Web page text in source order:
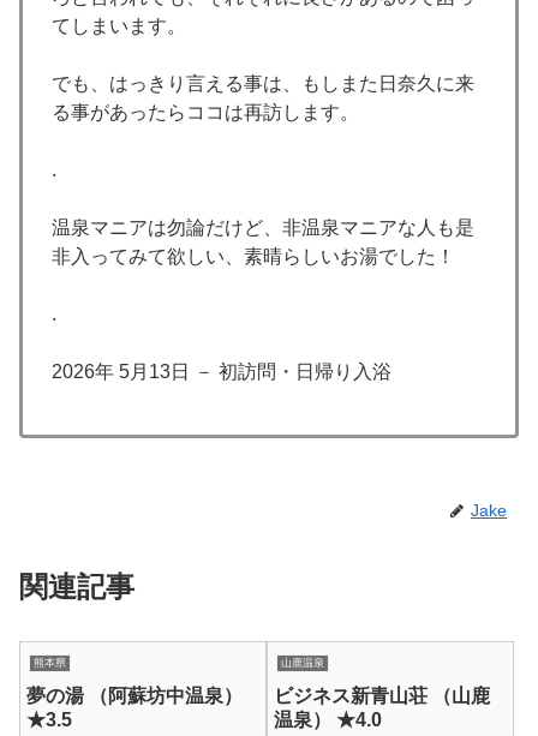
てしまいます。
でも、はっきり言える事は、もしまた日奈久に来
る事があったらココは再訪します。
.
温泉マニアは勿論だけど、非温泉マニアな人も是
非入ってみて欲しい、素晴らしいお湯でした！
.
2026年 5月13日 － 初訪問・日帰り入浴
Jake
関連記事
熊本県
夢の湯 （阿蘇坊中温泉）
★3.5
山鹿温泉
ビジネス新青山荘 （山鹿
温泉） ★4.0